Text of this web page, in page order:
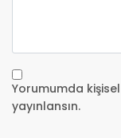
Yorumumda
yayınlansın.